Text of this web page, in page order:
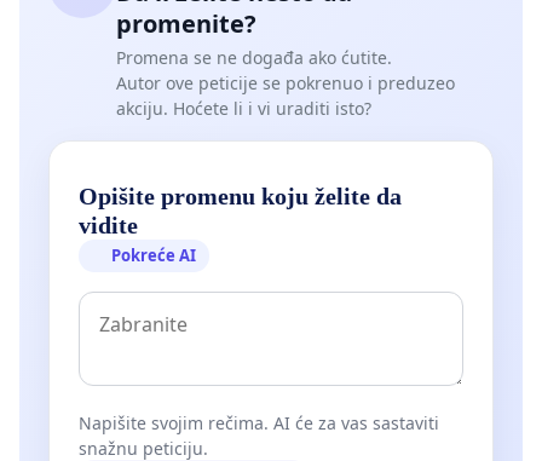
promenite?
Promena se ne događa ako ćutite.
Autor ove peticije se pokrenuo i preduzeo
akciju. Hoćete li i vi uraditi isto?
Opišite promenu koju želite da
vidite
Pokreće AI
Napišite svojim rečima. AI će za vas sastaviti
snažnu peticiju.